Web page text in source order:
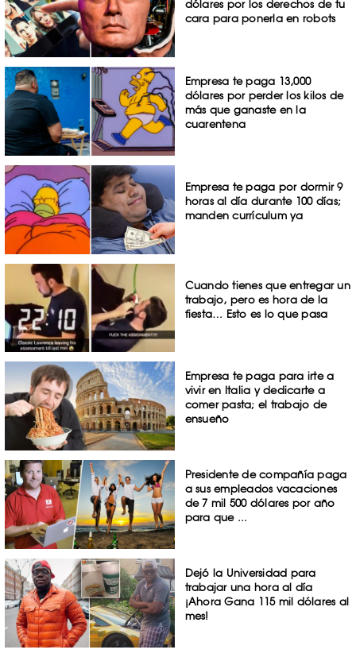
dólares por los derechos de tu
cara para ponerla en robots
Empresa te paga 13,000
dólares por perder los kilos de
más que ganaste en la
cuarentena
Empresa te paga por dormir 9
horas al día durante 100 días;
manden currículum ya
Cuando tienes que entregar un
trabajo, pero es hora de la
fiesta… Esto es lo que pasa
Empresa te paga para irte a
vivir en Italia y dedicarte a
comer pasta; el trabajo de
ensueño
Presidente de compañía paga
a sus empleados vacaciones
de 7 mil 500 dólares por año
para que ...
Dejó la Universidad para
trabajar una hora al día
¡Ahora Gana 115 mil dólares al
mes!